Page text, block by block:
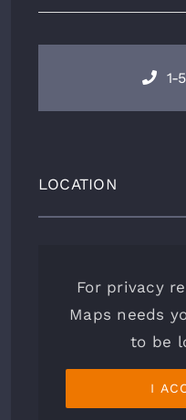
1-
LOCATION
For privacy
Maps needs
to be
I